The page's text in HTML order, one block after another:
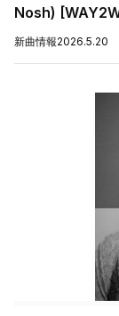
Nosh)
新曲情報2026.5.20